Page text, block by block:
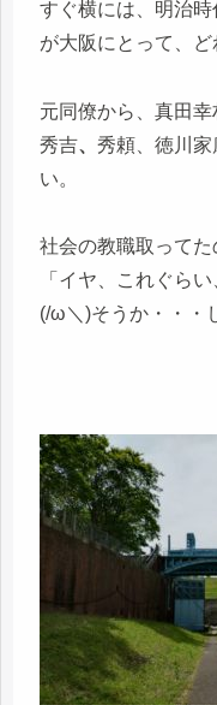
すぐ横には、明治
が大阪にとって、ど
元同僚から、真田
秀吉、 秀頼、徳川家
い。
社会の教職取ってた
「イヤ、これぐらい
(/ω＼)そうか・・・